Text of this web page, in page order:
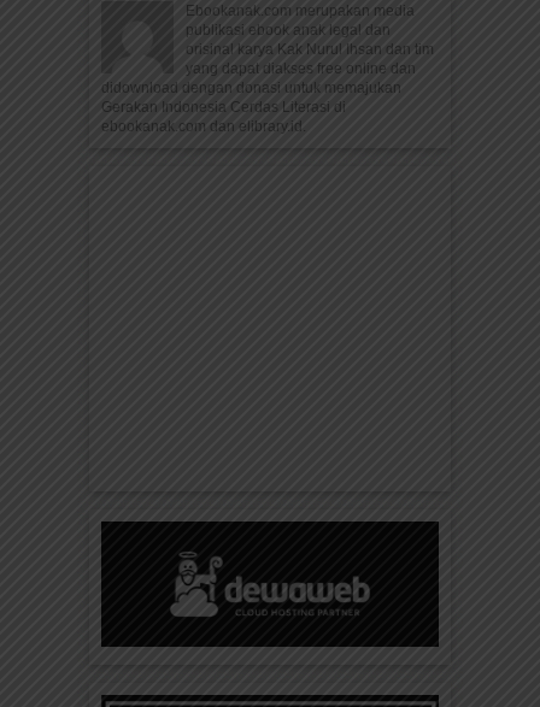
Ebookanak.com merupakan media
publikasi ebook anak legal dan
orisinal karya Kak Nurul Ihsan dan tim
yang dapat diakses free online dan
didownload dengan donasi untuk memajukan
Gerakan Indonesia Cerdas Literasi di
ebookanak.com dan elibrary.id.